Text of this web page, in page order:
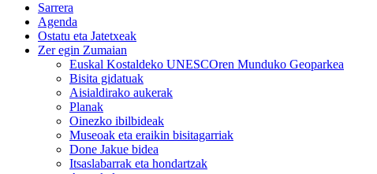
Sarrera
Agenda
Ostatu eta Jatetxeak
Zer egin Zumaian
Euskal Kostaldeko UNESCOren Munduko Geoparkea
Bisita gidatuak
Aisialdirako aukerak
Planak
Oinezko ibilbideak
Museoak eta eraikin bisitagarriak
Done Jakue bidea
Itsaslabarrak eta hondartzak